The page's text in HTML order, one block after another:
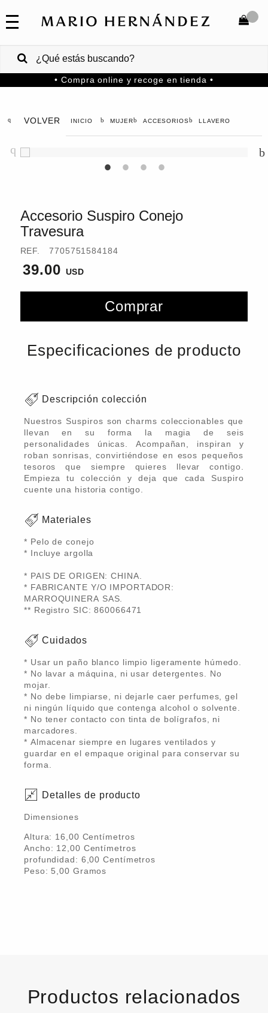
COLECCIONES
VENTAS
CORPORATIVAS
Venezuela
COMPRAR
• Compra online y recoge en tienda •
VOLVER MUJER ACCESORIOS LLAVERO
Accesorio Suspiro Conejo
Travesura
REF. 7705751584184
39.00
Comprar
Especificaciones de producto
Descripción colección
Nuestros Suspiros son charms coleccionables que
llevan en su forma la magia de seis
personalidades únicas. Acompañan, inspiran y
roban sonrisas, convirtiéndose en esos pequeños
tesoros que siempre quieres llevar contigo.
Empieza tu colección y deja que cada Suspiro
cuente una historia contigo.
Materiales
* Pelo de conejo
* Incluye argolla
* PAIS DE ORIGEN: CHINA.
* FABRICANTE Y/O IMPORTADOR:
MARROQUINERA SAS.
** Registro SIC: 860066471
Cuidados
* Usar un paño blanco limpio ligeramente húmedo.
* No lavar a máquina, ni usar detergentes. No
mojar.
* No debe limpiarse, ni dejarle caer perfumes, gel
ni ningún líquido que contenga alcohol o solvente.
* No tener contacto con tinta de bolígrafos, ni
marcadores.
* Almacenar siempre en lugares ventilados y
guardar en el empaque original para conservar su
forma.
Detalles de producto
Dimensiones
Altura: 16,00 Centímetros
Ancho: 12,00 Centímetros
profundidad: 6,00 Centímetros
Peso: 5,00 Gramos
Productos relacionados